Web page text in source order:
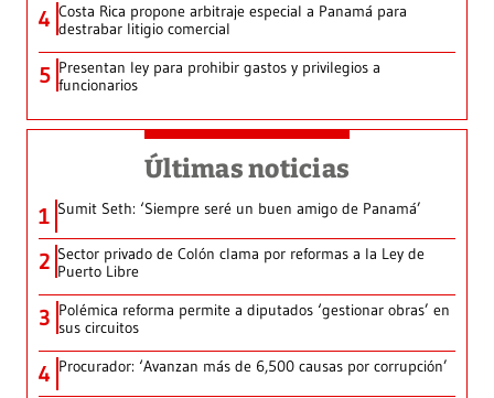
4 Costa Rica propone arbitraje especial a Panamá para
destrabar litigio comercial
5 Presentan ley para prohibir gastos y privilegios a
funcionarios
Últimas noticias
1 Sumit Seth: ‘Siempre seré un buen amigo de Panamá’
2 Sector privado de Colón clama por reformas a la Ley de
Puerto Libre
3 Polémica reforma permite a diputados ‘gestionar obras’ en
sus circuitos
4 Procurador: ‘Avanzan más de 6,500 causas por corrupción’